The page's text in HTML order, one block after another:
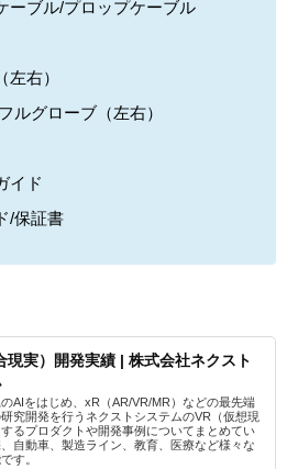
ーブル/プロップケーブル
右）
ルグローブ（左右）
イド
/保証書
現実）開発実績 | 株式会社ネクスト
AIをはじめ、xR（AR/VR/MR）などの最先端
究開発を行うネクストシステムのVR（仮想現
るプロダクトや開発事例についてまとめてい
自動車、製造ライン、教育、医療など様々な
す。